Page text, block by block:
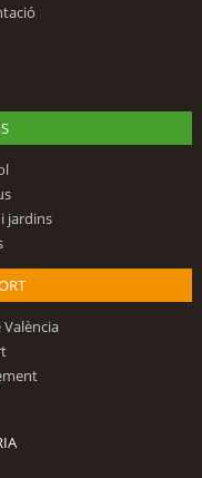
jardins